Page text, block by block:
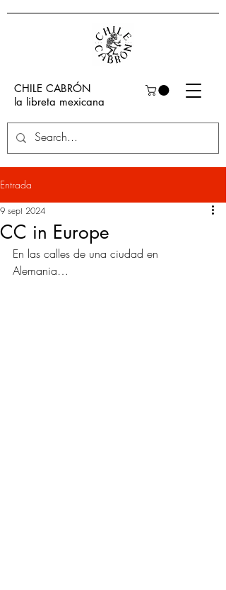
CHILE CABRÓN
la libreta mexicana
Entrada
CC in Europe
9 sept 2024
En las calles de una ciudad en
Alemania…